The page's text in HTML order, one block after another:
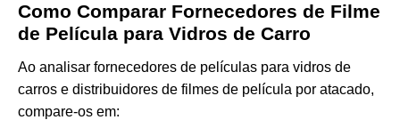
Como Comparar Fornecedores de Filme
de Película para Vidros de Carro
Ao analisar fornecedores de películas para vidros de
carros e distribuidores de filmes de película por atacado,
compare-os em: